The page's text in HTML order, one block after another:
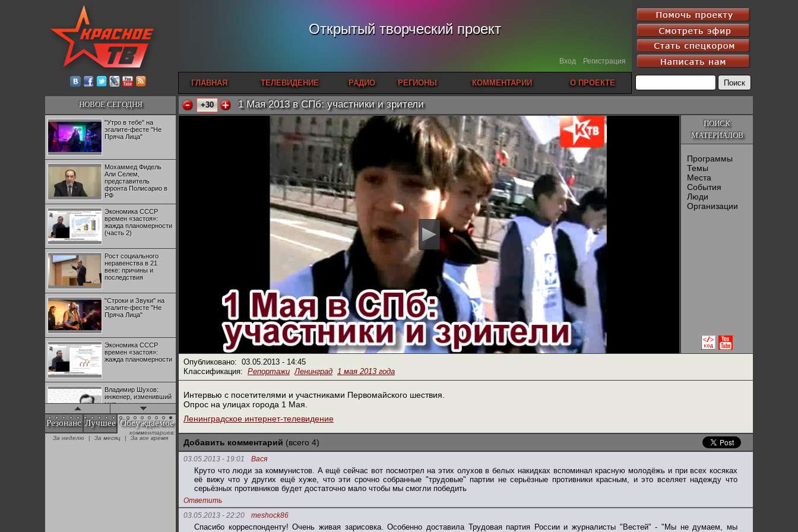
Открытый творческий проект
Вход Регистрация
ГЛАВНАЯ ТЕЛЕВИДЕНИЕ РАДИО РЕГИОНЫ КОММЕНТАРИИ О ПРОЕКТЕ
НОВОЕ СЕГОДНЯ
"Утро в тебе" на
эгалите-фесте "Не
Пряча Лица"
Мохаммед Фидель
Али Селем,
представитель
фронта Полисарио в
РФ
Экономика СССР
времен «застоя»:
жажда планомерности
(часть 2)
Рост социального
неравенства в 21
веке: причины и
последствия
"Строки и Звуки" на
эгалите-фесте "Не
Пряча Лица"
Экономика СССР
времен «застоя»:
жажда планомерности
Владимир Шухов:
инженер, изменивший
мир
"Аркадий Коц" на
эгалите-фесте "Не
Резонанс Лучшее Обсуждаемое
комментариев:
За неделю
| За месяц | За все время
+30 1 Мая 2013 в СПб: участники и зрители
ПОИСК
МАТЕРИАЛОВ
Программы
Темы
Места
События
Люди
Организации
Опубликовано: 03.05.2013 - 14:45
Классификация: Репортажи Ленинград 1 мая 2013 года
Интервью с посетителями и участниками Первомайского шествия.
Опрос на улицах города 1 Мая.
Ленинградское интернет-телевидение
Добавить комментарий (всего 4)
03.05.2013 - 19:01 Вася
Круто что люди за коммунистов. А ещё сейчас вот посмотрел на этих олухов в белых накидках вспоминал красную молодёжь и при всех косяках
её вижу что у других ещё хуже, что эти срочно собранные "трудовые" партии не серьёзные противники красным, и это вселяет надежду что
серьёзных противников будет достаточно мало чтобы мы смогли победить
Ответить
03.05.2013 - 22:20
meshock86
Спасибо корреспонденту! Очень живая зарисовка. Особенно доставила Трудовая партия России и журналисты "Вестей" - "Мы не думаем, мы